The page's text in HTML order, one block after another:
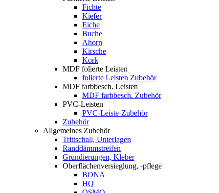
Fichte
Kiefer
Eiche
Buche
Ahorn
Kirsche
Kork
MDF folierte Leisten
folierte Leisten Zubehör
MDF farbbesch. Leisten
MDF farbbesch. Zubehör
PVC-Leisten
PVC-Leiste-Zubehör
Zubehör
Allgemeines Zubehör
Trittschall, Unterlagen
Randdämmstreifen
Grundierungen, Kleber
Oberflächenversieglung, -pflege
BONA
HQ